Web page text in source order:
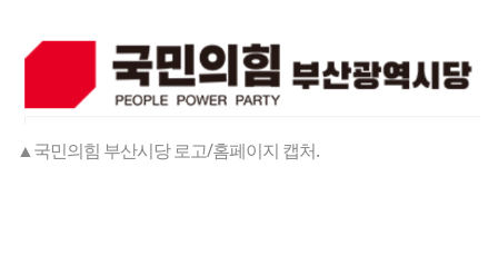
▲국민의힘 부산시당 로고/홈페이지 캡처.